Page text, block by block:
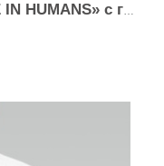
с графикой пришельца